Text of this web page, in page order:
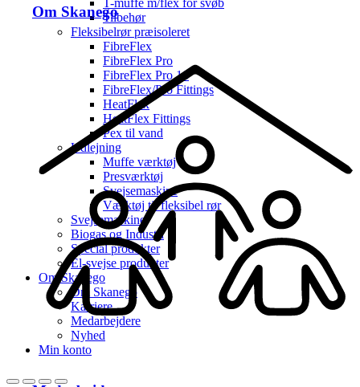
Om SkanegoTilbehør
Fleksibelrør præisoleret
FibreFlex
FibreFlex Pro
FibreFlex Pro 16
FibreFlex/Pro Fittings
HeatFlex
HeatFlex Fittings
Pex til vand
Udlejning
Muffe værktøj
Presværktøj
Svejsemaskine
Værktøj til fleksibel rør
Svejsemaskine
Biogas og Industri
Special produkter
El-svejse produkter
Om Skanego
Om Skanego
Karriere
Medarbejdere
Nyhed
Min konto